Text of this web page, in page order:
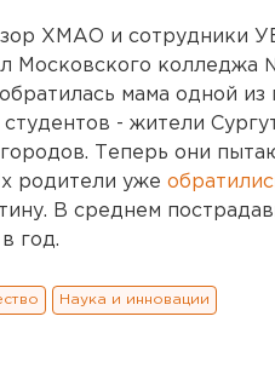
ХМАО и сотрудники
Московского колледжа
мама одной
- жители
Теперь они
родители уже
В среднем
год.
Наука и инновации